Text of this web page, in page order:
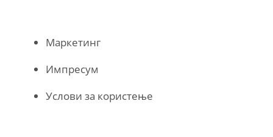
Маркетинг
Импресум
Услови за користење